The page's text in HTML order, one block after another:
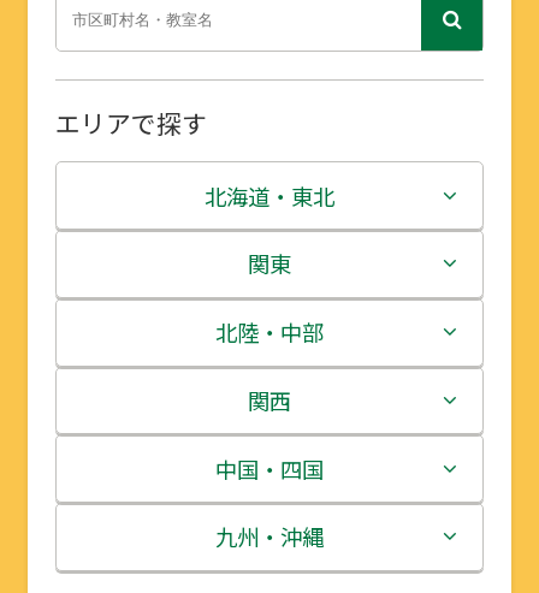
エリアで探す
北海道・東北
北海道
青森県
岩手県
宮城県
秋田県
関東
茨城県
栃木県
群馬県
埼玉県
北陸・中部
新潟県
富山県
石川県
関西
三重県
滋賀県
中国・四国
鳥取県
九州・沖縄